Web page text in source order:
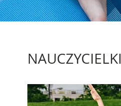
NAUCZYCIELKI